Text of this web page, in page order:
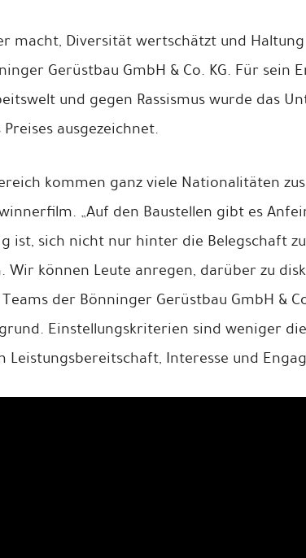
macht, Diversität wertschätzt und
Gerüstbau GmbH & Co. KG. Für sein
und gegen Rassismus wurde das
ausgezeichnet.
kommen ganz viele Nationalitäten
„Auf den Baustellen gibt es
ist, sich nicht nur hinter die Belegschaft
Wir können Leute anregen, darüber zu
der Bönninger Gerüstbau GmbH &
Einstellungskriterien sind weniger
Leistungsbereitschaft, Interesse und